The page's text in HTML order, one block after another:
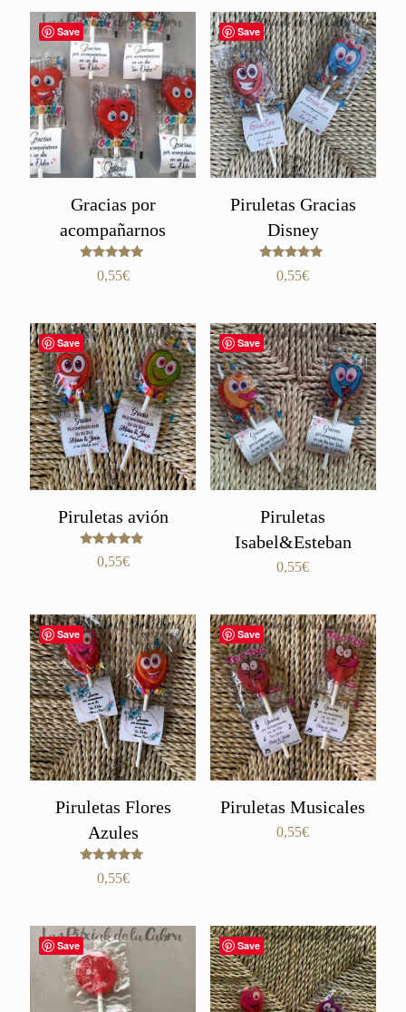
0,35€
hasta
0,65€
desde
0,55€
hasta
0,90€
Save
Gracias por
acompañarnos
Valorado
con
0,55€
Save
Piruletas Gracias
Disney
Valorado
con
0,55€
Save
Piruletas avión
Valorado
con
0,55€
Save
Piruletas
Isabel&Esteban
0,55€
Save
Piruletas Flores
Azules
Valorado
con
0,55€
Save
Piruletas Musicales
0,55€
Save Save